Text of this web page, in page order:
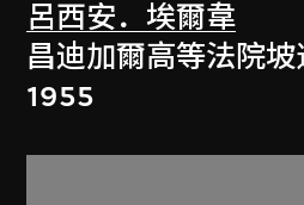
呂西安．埃爾韋
昌迪加爾高等法院
1955